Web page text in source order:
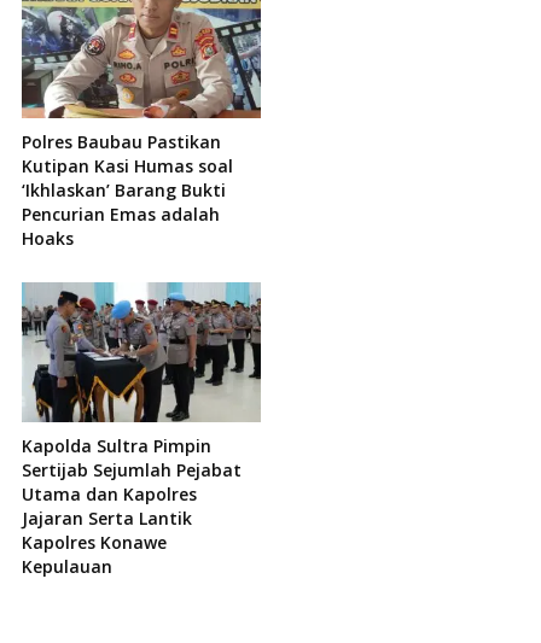
Polres Baubau Pastikan
Kutipan Kasi Humas soal
‘Ikhlaskan’ Barang Bukti
Pencurian Emas adalah
Hoaks
Kapolda Sultra Pimpin
Sertijab Sejumlah Pejabat
Utama dan Kapolres
Jajaran Serta Lantik
Kapolres Konawe
Kepulauan